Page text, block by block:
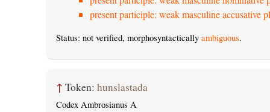
present participle: weak masculine accusative
Status: not verified, morphosyntactically ambiguous.
↑ Token: hunslastada
Codex Ambrosianus A